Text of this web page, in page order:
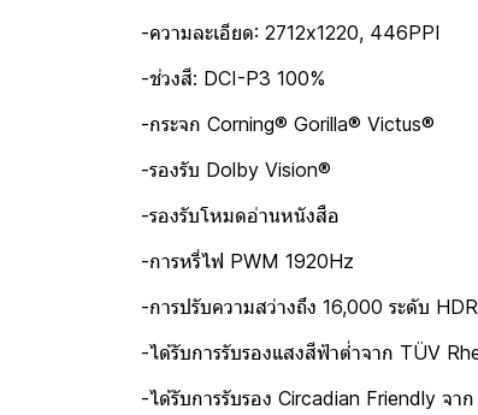
-ความละเอียด: 2712x1220, 446PPI
-ช่วงสี: DCI-P3 100%
-กระจก Corning® Gorilla® Victus®
-รองรับ Dolby Vision®
-รองรับโหมดอ่านหนังสือ
-การหรี่ไฟ PWM 1920Hz
-การปรับความสว่างถึง 16,000 ระดับ
-ได้รับการรับรองแสงสีฟ้าต่ำจาก TÜV
-ได้รับการรับรอง Circadian Friendly จา